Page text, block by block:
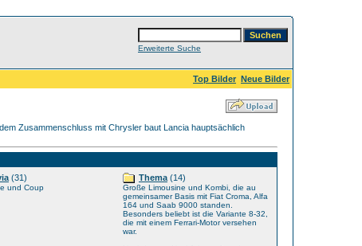
Erweiterte Suche
Top Bilder Neue Bilder
Zusammenschluss mit Chrysler baut Lancia hauptsächlich
(31)
und Coup
Thema (14)
Große Limousine und Kombi, die au
gemeinsamer Basis mit Fiat Croma, Alfa
164 und Saab 9000 standen.
Besonders beliebt ist die Variante 8-32,
die mit einem Ferrari-Motor versehen
war.